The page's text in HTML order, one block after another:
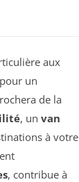
aux
un
de la
, un van
à votre
, contribue à